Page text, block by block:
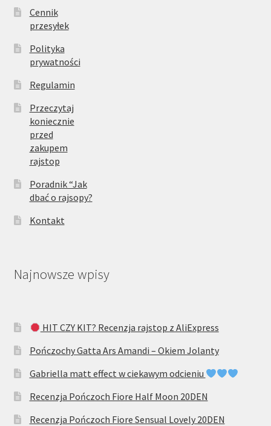
Cennik
przesyłek
Polityka
prywatności
Regulamin
Przeczytaj
koniecznie
przed
zakupem
rajstop
Poradnik “Jak
dbać o rajsopy?
Kontakt
Najnowsze wpisy
HIT CZY KIT? Recenzja rajstop z AliExpress
Pończochy Gatta Ars Amandi – Okiem Jolanty
Gabriella matt effect w ciekawym odcieniu
Recenzja Pończoch Fiore Half Moon 20DEN
Recenzja Pończoch Fiore Sensual Lovely 20DEN